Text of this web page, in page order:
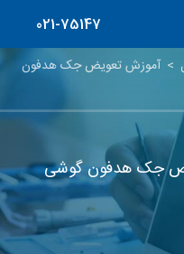
021-75147
> آموزش تعویض جک هدفون
جک هدفون گوشی